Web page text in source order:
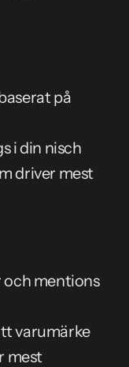
på
i din nisch
driver mest
och mentions
varumärke
mest